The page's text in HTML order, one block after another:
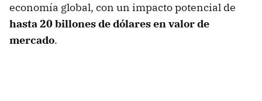
economía global, con un impacto potencial de
hasta 20 billones de dólares en valor de
mercado.